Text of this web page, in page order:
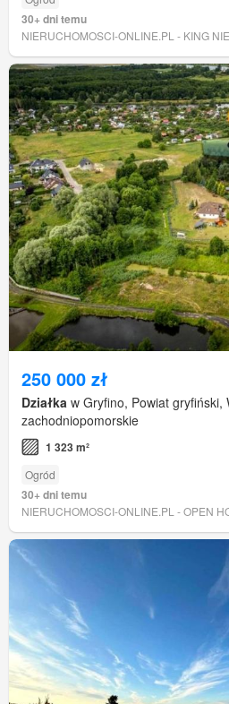
30+ dni temu
NIERUCHOMOSCI-ONLINE.PL - KING
250 000 zł
Działka w Gryfino, Powiat gryfiński,
zachodniopomorskie
1 323 m²
Ogród
30+ dni temu
NIERUCHOMOSCI-ONLINE.PL - OPEN